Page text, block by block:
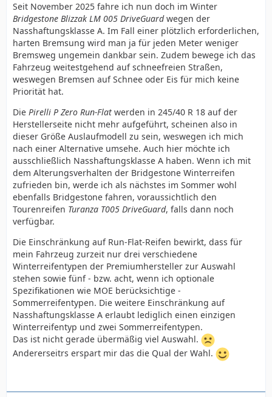
Seit November 2025 fahre ich nun doch im Winter
Bridgestone Blizzak LM 005 DriveGuardwegen der
Nasshaftungsklasse A. Im Fall einer plötzlich erforderlichen,
harten Bremsung wird man ja für jeden Meter weniger
Bremsweg ungemein dankbar sein. Zudem bewege ich das
Fahrzeug weitestgehend auf schneefreien Straßen,
weswegen Bremsen auf Schnee oder Eis für mich keine
Priorität hat.
Die Pirelli P Zero Run-Flat werden in 245/40 R 18 auf der
Herstellerseite nicht mehr aufgeführt, scheinen also in
dieser Größe Auslaufmodell zu sein, weswegen ich mich
nach einer Alternative umsehe. Auch hier möchte ich
ausschließlich Nasshaftungsklasse A haben. Wenn ich mit
dem Alterungsverhalten der Bridgestone Winterreifen
zufrieden bin, werde ich als nächstes im Sommer wohl
ebenfalls Bridgestone fahren, voraussichtlich den
Tourenreifen Turanza T005 DriveGuard, falls dann noch
verfügbar.
Die Einschränkung auf Run-Flat-Reifen bewirkt, dass für
mein Fahrzeug zurzeit nur drei verschiedene
Winterreifentypen der Premiumhersteller zur Auswahl
stehen sowie fünf - bzw. acht, wenn ich optionale
Spezifikationen wie MOE berücksichtige -
Sommerreifentypen. Die weitere Einschränkung auf
Nasshaftungsklasse A erlaubt lediglich einen einzigen
Winterreifentyp und zwei Sommerreifentypen.
Das ist nicht gerade übermäßig viel Auswahl.
Andererseitrs erspart mir das die Qual der Wahl.